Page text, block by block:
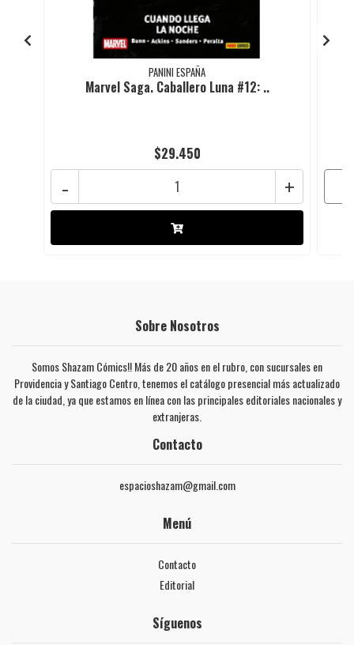
PANINI ESPAÑA
Marvel Saga. Caballero Luna #12: ..
$29.450
+
-
Sobre Nosotros
Somos Shazam Cómics!! Más de 20 años en el rubro, con sucursales en
Providencia y Santiago Centro, tenemos el catálogo presencial más actualizado
de la ciudad, ya que estamos en línea con las principales editoriales nacionales y
extranjeras.
Contacto
espacioshazam@gmail.com
Menú
Contacto
Editorial
Síguenos